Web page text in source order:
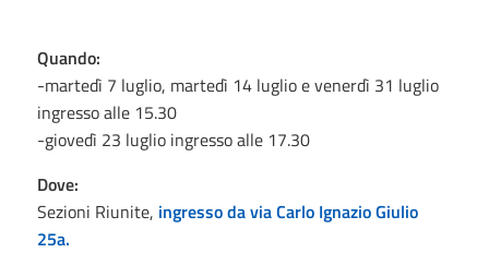
Quando:
-martedì 7 luglio, martedì 14 luglio e venerdì 31 luglio
ingresso alle 15.30
-giovedì 23 luglio ingresso alle 17.30
Dove:
Sezioni Riunite, ingresso da via Carlo Ignazio Giulio
25a.